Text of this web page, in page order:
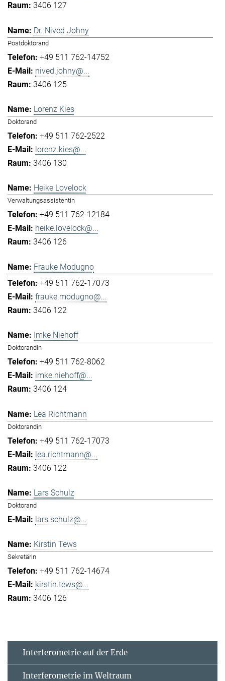
3406 127
Dr. Nived Johny
Postdoktorand
+49 511 762-14752
nived.johny@...
3406 125
Lorenz Kies
Doktorand
+49 511 762-2522
lorenz.kies@...
3406 130
Heike Lovelock
Verwaltungsassistentin
+49 511 762-12184
heike.lovelock@...
3406 126
Frauke Modugno
+49 511 762-17073
frauke.modugno@...
3406 122
Imke Niehoff
Doktorandin
+49 511 762-8062
imke.niehoff@...
3406 124
Lea Richtmann
Doktorandin
+49 511 762-17073
lea.richtmann@...
3406 122
Lars Schulz
Doktorand
lars.schulz@...
Kirstin Tews
Sekretärin
+49 511 762-14674
kirstin.tews@...
3406 126
Interferometrie auf der Erde
Interferometrie im Weltraum